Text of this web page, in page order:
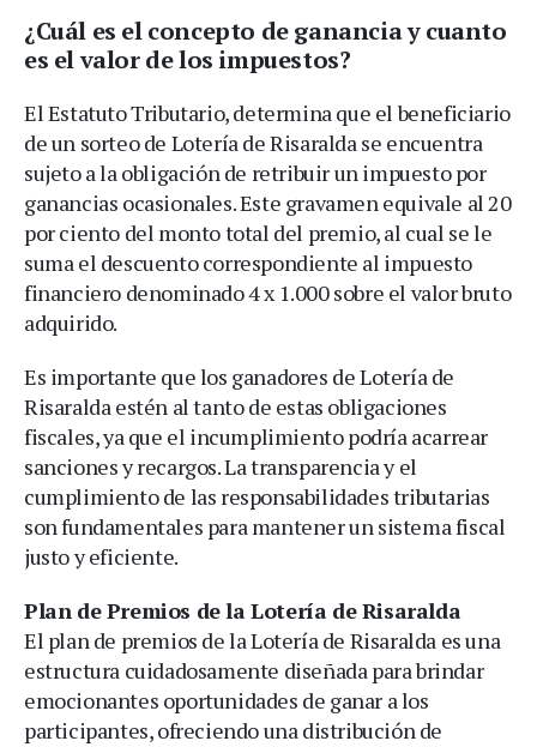
¿Cuál es el concepto de ganancia y cuanto
es el valor de los impuestos?
El Estatuto Tributario, determina que el beneficiario
de un sorteo de Lotería de Risaralda se encuentra
sujeto a la obligación de retribuir un impuesto por
ganancias ocasionales. Este gravamen equivale al 20
por ciento del monto total del premio, al cual se le
suma el descuento correspondiente al impuesto
financiero denominado 4 x 1.000 sobre el valor bruto
adquirido.
Es importante que los ganadores de Lotería de
Risaralda estén al tanto de estas obligaciones
fiscales, ya que el incumplimiento podría acarrear
sanciones y recargos. La transparencia y el
cumplimiento de las responsabilidades tributarias
son fundamentales para mantener un sistema fiscal
justo y eficiente.
Plan de Premios de la Lotería de Risaralda
El plan de premios de la Lotería de Risaralda es una
estructura cuidadosamente diseñada para brindar
emocionantes oportunidades de ganar a los
participantes, ofreciendo una distribución de